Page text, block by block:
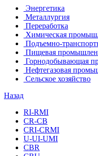
Энергетика
Металлургия
Переработка
Химическая
Подъемно-
Пищевая
Горнодобывающая
Нефтегазовая
Сельское хозяйство
Назад
RI-RMI
CR-CB
СRI-СRMI
U-UI-UMI
CBR